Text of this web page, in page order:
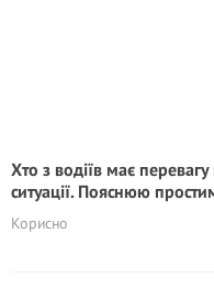
Хто з водіїв має
ситуації. Пояснюю
Корисно